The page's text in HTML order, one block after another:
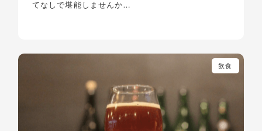
てなしで堪能しませんか…
飲食